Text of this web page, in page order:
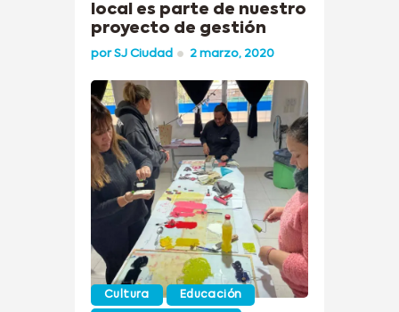
local es parte de nuestro
proyecto de gestión
porSJ Ciudad 2 marzo, 2020
Cultura Educación